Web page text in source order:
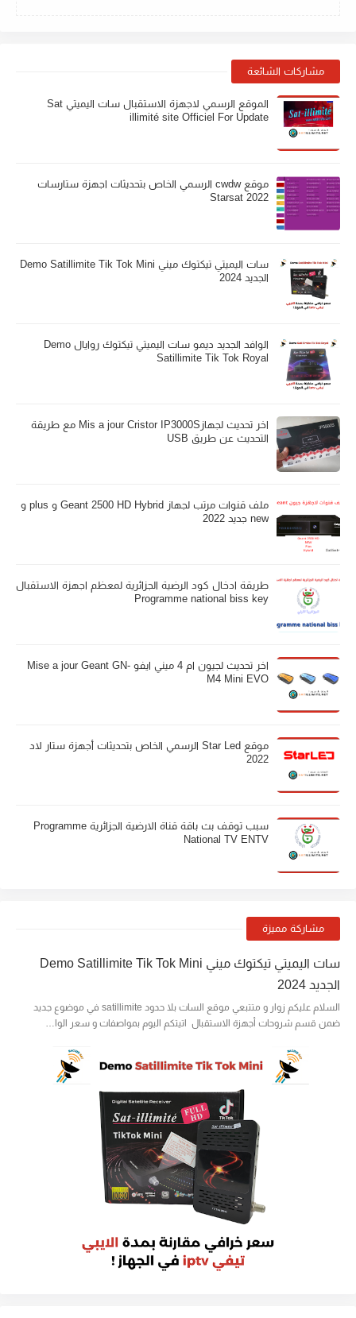
مشاركات الشائعة
الموقع الرسمي لاجهزة الاستقبال سات اليميتي Sat
illimité site Officiel For Update
موقع cwdw الرسمي الخاص بتحديثات اجهزة ستارسات
Starsat 2022
سات اليميتي تيكتوك ميني Demo Satillimite Tik Tok Mini
الجديد 2024
الوافد الجديد ديمو سات اليميتي تيكتوك روايال Demo
Satillimite Tik Tok Royal
اخر تحديث لجهازMis a jour Cristor IP3000S مع طريقة
التحديث عن طريق USB
ملف قنوات مرتب لجهاز Geant 2500 HD Hybrid و plus و
new جديد 2022
طريقة ادخال كود الرضية الجزائرية لمعظم اجهزة الاستقبال
Programme national biss key
اخر تحديث لجيون ام 4 ميني ايفو Mise a jour Geant GN-
M4 Mini EVO
موقع Star Led الرسمي الخاص بتحديثات أجهزة ستار لاد
2022
سبب توقف بث باقة قناة الارضية الجزائرية Programme
National TV ENTV
مشاركة مميزة
سات اليميتي تيكتوك ميني Demo Satillimite Tik Tok Mini
الجديد 2024
السلام عليكم زوار و متتبعي موقع السات بلا حدود satillimite في موضوع جديد
ضمن قسم شروحات أجهزة الاستقبال اتيتكم اليوم بمواصفات و سعر الوا…